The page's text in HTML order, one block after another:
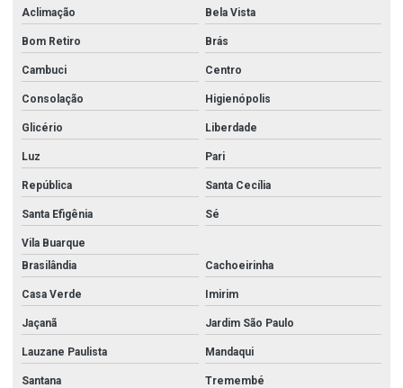
Aclimação Bela Vista
Bom Retiro Brás
Cambuci Centro
Consolação Higienópolis
Glicério Liberdade
Luz Pari
República Santa Cecília
Santa Efigênia Sé
Vila Buarque
Brasilândia
Cachoeirinha
Casa Verde Imirim
Jaçanã Jardim São Paulo
Lauzane Paulista Mandaqui
Santana Tremembé